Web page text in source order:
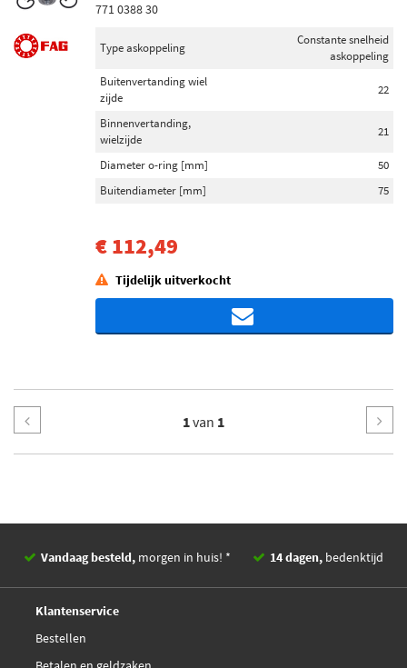
771 0388 30
Type askoppeling
Constante snelheid
askoppeling
Buitenvertanding wiel
zijde
22
Binnenvertanding,
wielzijde
21
Diameter o-ring [mm]
50
Buitendiameter [mm]
75
€ 112,49
Tijdelijk uitverkocht
1van 1
Vandaag besteld, morgen in huis! * 14 dagen, bedenktijd
Klantenservice
Bestellen